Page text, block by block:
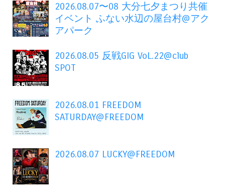
2026.08.07〜08 大分七夕まつり共催
イベント ふない水辺の屋台村@アク
アパーク
2026.08.05 反戦GIG VoL.22@club
SPOT
2026.08.01 FREEDOM
SATURDAY@FREEDOM
2026.08.07 LUCKY@FREEDOM